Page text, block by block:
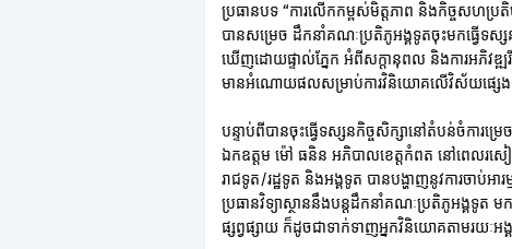
ប្រធានបទ “ការលើកកម្ពស់មិត្តភាព និងកិច្ចសហប្រតិប
បានសម្រេច ដឹកនាំគណៈប្រតិភូអង្គទូតចុះមកធ្វើទស្ស
ឃើញដោយផ្ទាល់ភ្នែក អំពីសក្តានុពល និងការអភិវឌ្ឍ
មានអំណោយផលសម្រាប់ការវិនិយោគលើវិស័យផ្សេង
បន្ទាប់ពីបានចុះធ្វើទស្សនកិច្ចសិក្សានៅតំបន់ចំការម្រ
ឯកឧត្តម ម៉ៅ ធនិន អភិបាលខេត្តកំពត នៅពេលរស
រាជទូត/រដ្ឋទូត និងអង្គទូត បានបង្ហាញនូវការចាប់
ប្រធានវិទ្យាស្ថាននឹងបន្តដឹកនាំគណៈប្រតិភូអង្គទូត
ផ្សព្វផ្សាយ ក៏ដូចជាទាក់ទាញអ្នកវិនិយោគតាមរយៈអ